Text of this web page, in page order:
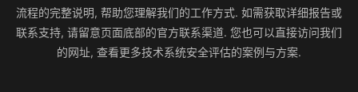
流程的完整说明, 帮助您理解我们的工作方式. 如需获取详细报告或
联系支持, 请留意页面底部的官方联系渠道. 您也可以直接访问我们
的网址, 查看更多技术系统安全评估的案例与方案.